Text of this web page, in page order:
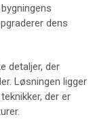
dens
detaljer, der
Løsningen ligger
der er